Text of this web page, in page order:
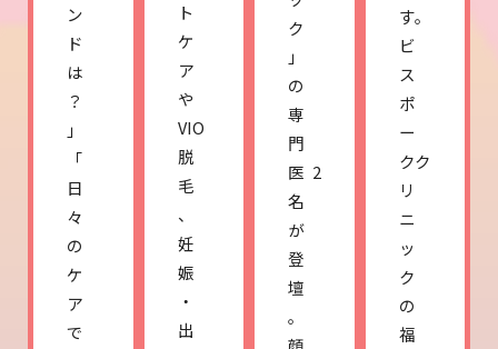
ン
ド
は
？
」
「
日
々
の
ケ
ア
で
ト
ケ
ア
や
VIO
脱
毛
、
妊
娠
・
出
ク
」
の
専
門
医2
名
が
登
壇
。
す。
ビ
ス
ポ
ー
クク
リ
ニ
ッ
ク
の
福